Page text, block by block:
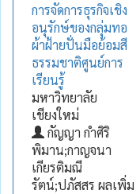
การจัดการธุรกิจเชิง
อนุรักษ์ของกลุ่มทอ
ผ้าฝ้ายปั่นมือย้อมสี
ธรรมชาติศูนย์การ
เรียนรู้
มหาวิทยาลัย
เชียงใหม่
กัญญา กำศิริ
พิมาน;กาญจนา
เกียรติมณี
รัตน์;ปภัสสร ผลเพิ่ม